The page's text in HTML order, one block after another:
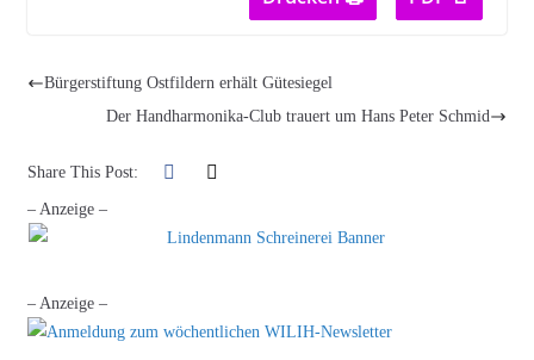
Bürgerstiftung Ostfildern erhält Gütesiegel
Der Handharmonika-Club trauert um Hans Peter Schmid
Share This Post:
– Anzeige –
– Anzeige –